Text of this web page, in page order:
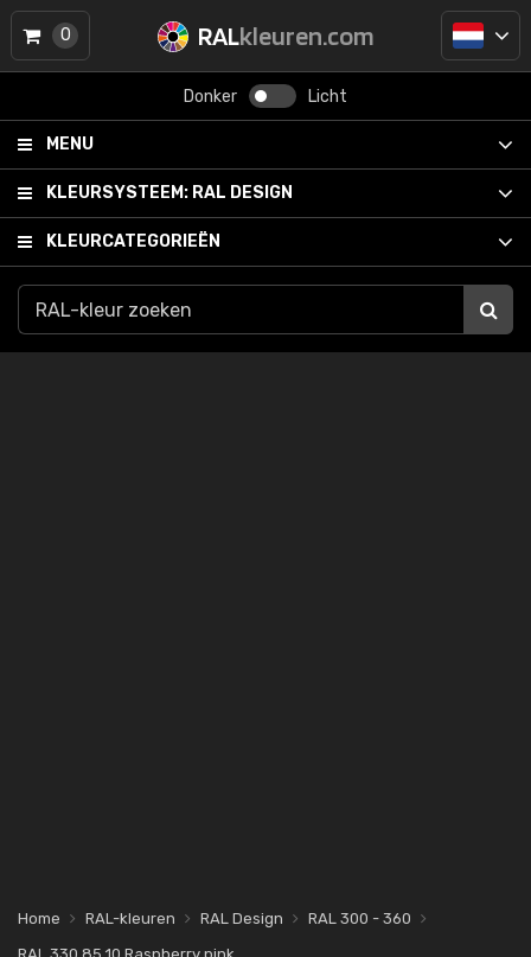
RALkleuren.com
Donker Licht
MENU
KLEURSYSTEEM: RAL DESIGN
KLEURCATEGORIEËN
0
Home RAL-kleuren RAL Design
RAL 300 - 360